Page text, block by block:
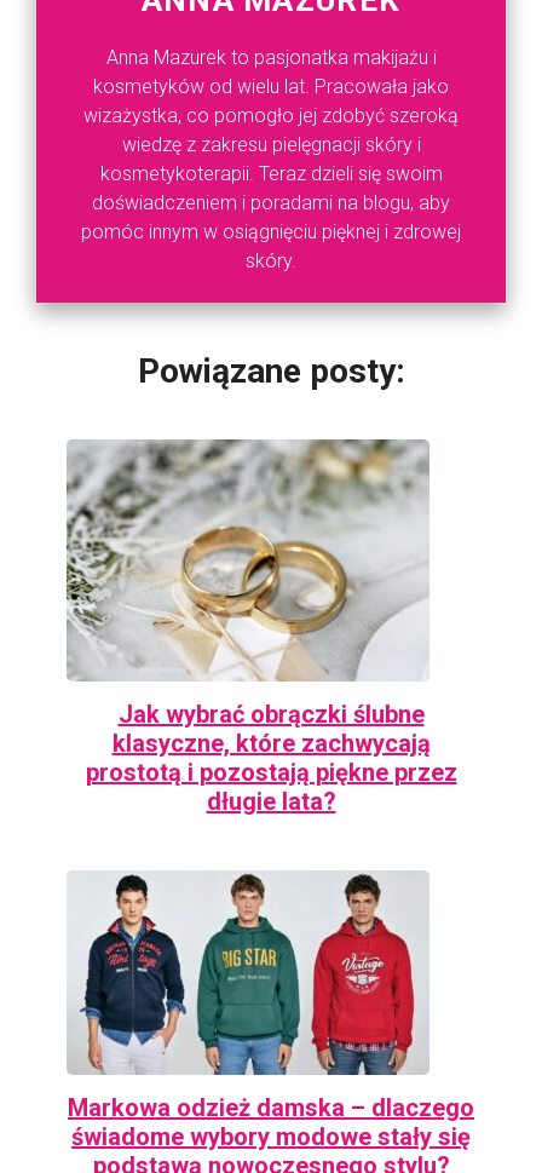
Anna Mazurek to pasjonatka makijażu i
kosmetyków od wielu lat. Pracowała jako
wizażystka, co pomogło jej zdobyć szeroką
wiedzę z zakresu pielęgnacji skóry i
kosmetykoterapii. Teraz dzieli się swoim
doświadczeniem i poradami na blogu, aby
pomóc innym w osiągnięciu pięknej i zdrowej
skóry.
Powiązane posty:
Jak wybrać obrączki ślubne
klasyczne, które zachwycają
prostotą i pozostają piękne przez
długie lata?
Markowa odzież damska – dlaczego
świadome wybory modowe stały się
podstawą nowoczesnego stylu?